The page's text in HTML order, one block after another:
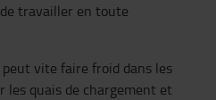
travailler en toute
vite faire froid dans les
les quais de chargement et